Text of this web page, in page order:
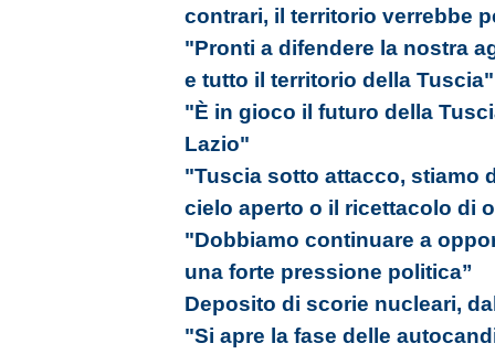
contrari, il territorio verrebbe
"Pronti a difendere la nostra
e tutto il territorio della Tuscia"
"È in gioco il futuro della
Lazio"
"Tuscia sotto attacco, stiamo
cielo aperto o il ricettacolo di
"Dobbiamo continuare a
una forte pressione politica”
Deposito di scorie nucleari,
"Si apre la fase delle